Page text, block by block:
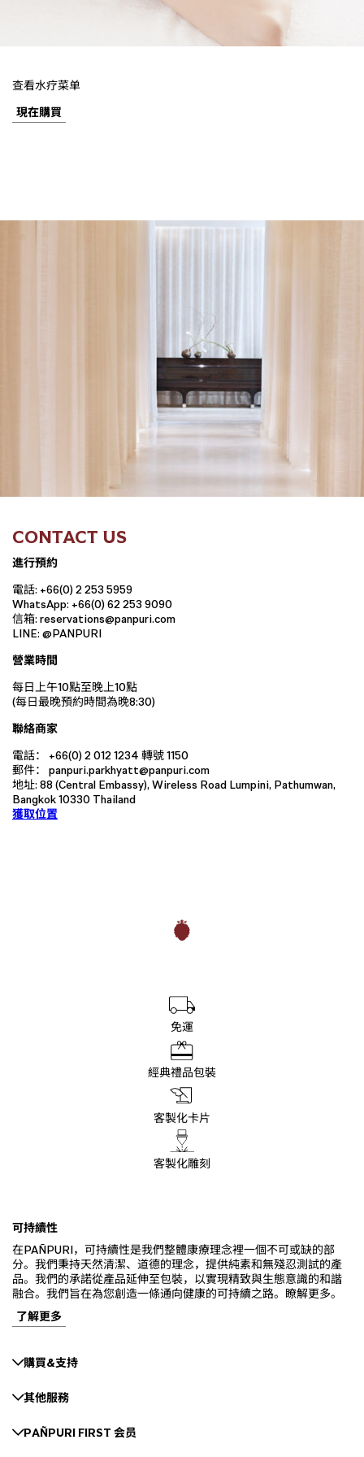
查看水疗菜单
現在購買
CONTACT US
進行預約
電話: +66(0) 2 253 5959
WhatsApp: +66(0) 62 253 9090
信箱: reservations@panpuri.com
LINE: @PANPURI
營業時間
每日上午10點至晚上10點
(每日最晚預約時間為晚8:30)
聯絡商家
電話： +66(0) 2 012 1234 轉號 1150
郵件： panpuri.parkhyatt@panpuri.com
地址: 88 (Central Embassy), Wireless Road Lumpini, Pathumwan,
Bangkok 10330 Thailand
獲取位置
免運
經典禮品包裝
客製化卡片
客製化雕刻
可持續性
在PAÑPURI，可持續性是我們整體康療理念裡一個不可或缺的部
分。我們秉持天然清潔、道德的理念，提供純素和無殘忍測試的產
品。我們的承諾從產品延伸至包裝，以實現精致與生態意識的和諧
融合。我們旨在為您創造一條通向健康的可持續之路。瞭解更多。
了解更多
購買&支持
其他服務
PAÑPURI FIRST 会员